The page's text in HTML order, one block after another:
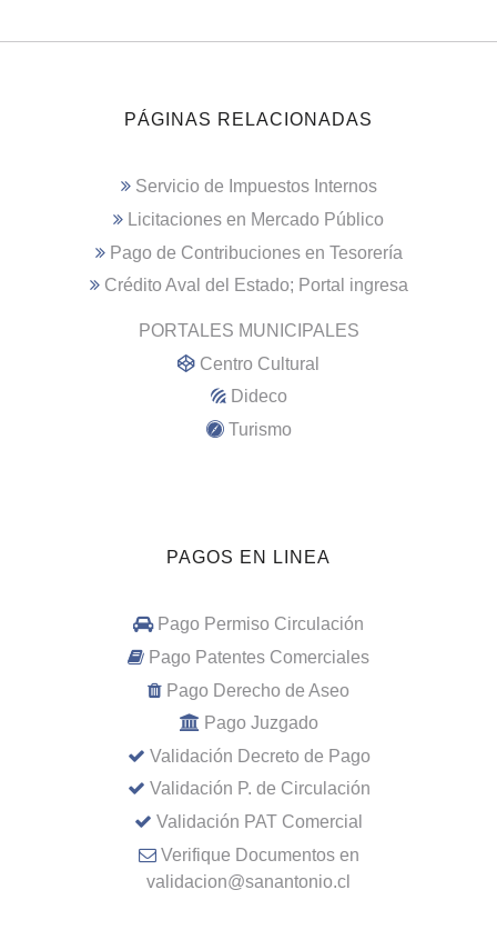
PÁGINAS RELACIONADAS
Servicio de Impuestos Internos
Licitaciones en Mercado Público
Pago de Contribuciones en Tesorería
Crédito Aval del Estado; Portal ingresa
PORTALES MUNICIPALES
Centro Cultural
Dideco
Turismo
PAGOS EN LINEA
Pago Permiso Circulación
Pago Patentes Comerciales
Pago Derecho de Aseo
Pago Juzgado
Validación Decreto de Pago
Validación P. de Circulación
Validación PAT Comercial
Verifique Documentos en
validacion@sanantonio.cl